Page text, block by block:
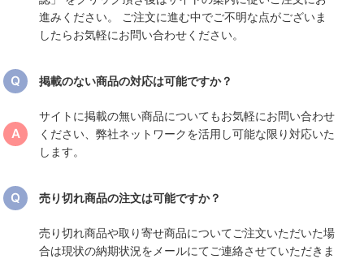
進みください。 ご注文に進む中でご不明な点がございま
したらお気軽にお問い合わせください。
掲載のない商品の対応は可能ですか？
サイトに掲載の無い商品についてもお気軽にお問い合わせ
ください、弊社ネットワークを活用し可能な限り対応いた
します。
売り切れ商品の注文は可能ですか？
売り切れ商品や取り寄せ商品についてご注文いただいた場
合は現状の納期状況をメールにてご連絡させていただきま